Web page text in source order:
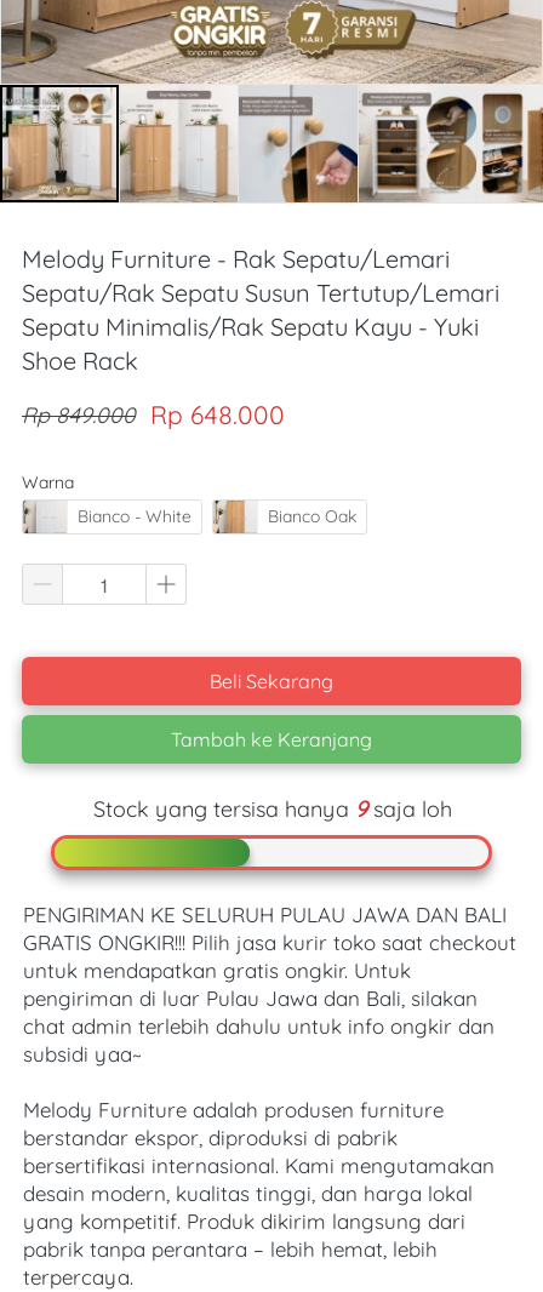
Melody Furniture - Rak Sepatu/Lemari
Sepatu/Rak Sepatu Susun Tertutup/Lemari
Sepatu Minimalis/Rak Sepatu Kayu - Yuki
Shoe Rack
Rp 849.000 Rp 648.000
Warna
Bianco - White
Bianco Oak
`Beli Sekarang
`Tambah ke Keranjang
Stock yang tersisa hanya 9 saja loh
PENGIRIMAN KE SELURUH PULAU JAWA DAN BALI
GRATIS ONGKIR!!! Pilih jasa kurir toko saat checkout
untuk mendapatkan gratis ongkir. Untuk
pengiriman di luar Pulau Jawa dan Bali, silakan
chat admin terlebih dahulu untuk info ongkir dan
subsidi yaa~
Melody Furniture adalah produsen furniture
berstandar ekspor, diproduksi di pabrik
bersertifikasi internasional. Kami mengutamakan
desain modern, kualitas tinggi, dan harga lokal
yang kompetitif. Produk dikirim langsung dari
pabrik tanpa perantara – lebih hemat, lebih
terpercaya.